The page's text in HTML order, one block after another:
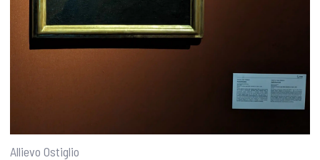
Allievo Ostiglio